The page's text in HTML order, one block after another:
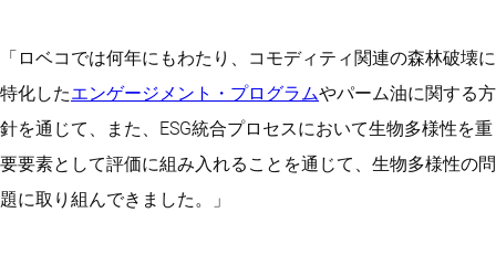
「ロベコでは何年にもわたり、コモディティ関連の森林破壊に
特化したエンゲージメント・プログラムやパーム油に関する方
針を通じて、また、ESG統合プロセスにおいて生物多様性を重
要要素として評価に組み入れることを通じて、生物多様性の問
題に取り組んできました。」